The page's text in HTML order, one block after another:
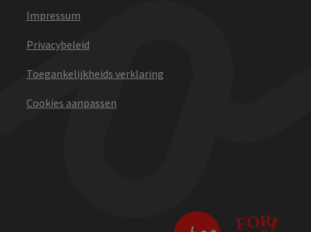
Impressum
Privacybeleid
Toegankelijkheids verklaring
Cookies aanpassen